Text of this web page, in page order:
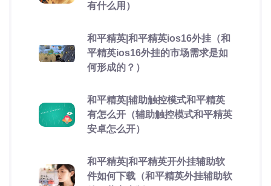
有什么用）
和平精英|和平精英ios16外挂（和
平精英ios16外挂的市场需求是如
何形成的？）
和平精英|辅助触控模式和平精英
有怎么开（辅助触控模式和平精英
安卓怎么开）
和平精英|和平精英开外挂辅助软
件如何下载（和平精英外挂辅助软